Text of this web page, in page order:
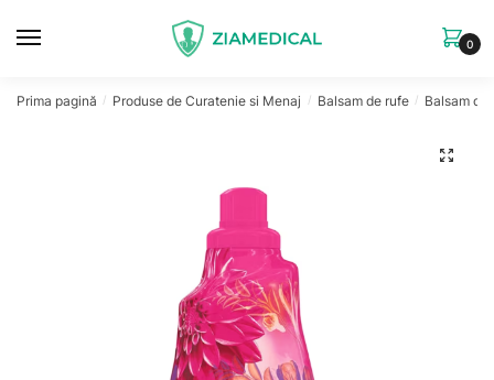
0
Prima pagină / Produse de Curatenie si Menaj / Balsam de rufe / Balsam de
🔍